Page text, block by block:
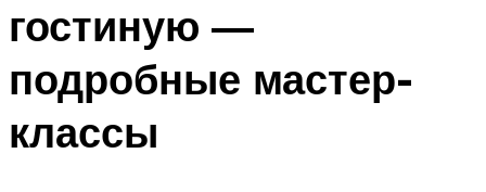
гостиную —
подробные мастер-
классы